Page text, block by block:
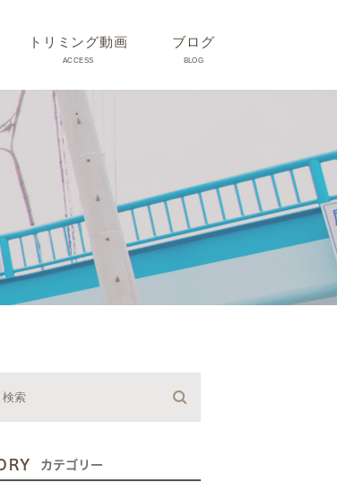
気
トリミング動画
ACCESS
ブログ
BLOG
うさぎ、ハムスター、小鳥、
モルモットなどについて
トリミング事例集
ホリスティック医療
カテゴリー